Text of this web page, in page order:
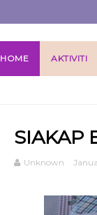
HOME AKTIVITI
SIAKAP
Unknown